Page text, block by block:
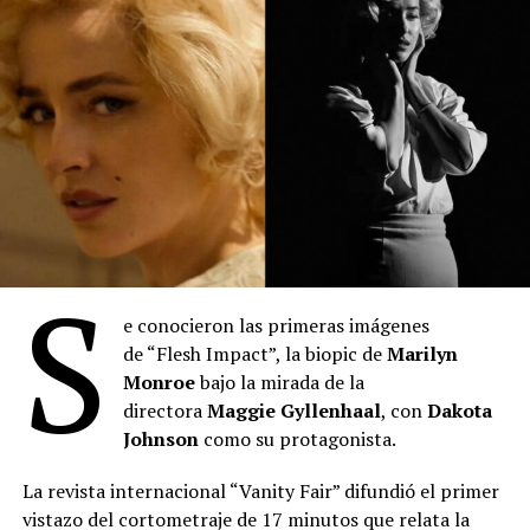
Fuente: Prensa Municipalidad de La Plata
Comparte esto:
“Toy Story 5”: Se posicionó en el primer lugar del
mes con 2.027.345 espectadores durante julio. La
película de Disney-Pixar acumula 3.613.307
entradas desde su estreno el 18 de junio,
va del año. Lideró el ranking semanal todo el mes
hasta el estreno de “Spider-Man: Un nuevo día”. Es
S
e conocieron las primeras imágenes
de “Flesh Impact”, la biopic deMarilyn
Monroebajo la mirada de la
directoraMaggie Gyllenhaal, conDakota
Johnson como su protagonista.
La revista internacional “Vanity Fair” difundió el primer
vistazo del cortometraje de 17 minutos que relata la